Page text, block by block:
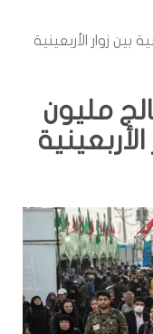
زوار الأربعينية
مليون